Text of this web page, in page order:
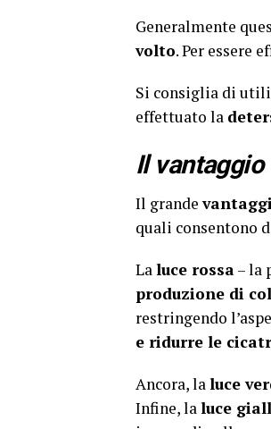
Generalmente
volto. Per essere
Si consiglia di
effettuato la
Il
Il grande
quali consentono
Laluce rossa– la
produzione di
restringendo
e ridurre le
Ancora, laluce
Infine, laluce